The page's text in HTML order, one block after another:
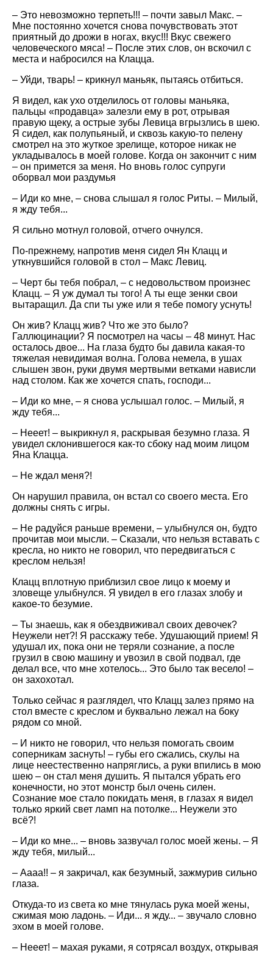
– Это невозможно терпеть!!! – почти завыл Макс. –
Мне постоянно хочется снова почувствовать этот
приятный до дрожи в ногах, вкус!!! Вкус свежего
человеческого мяса! – После этих слов, он вскочил с
места и набросился на Клацца.
– Уйди, тварь! – крикнул маньяк, пытаясь отбиться.
Я видел, как ухо отделилось от головы маньяка,
пальцы «продавца» залезли ему в рот, отрывая
правую щеку, а острые зубы Левица вгрызлись в шею.
Я сидел, как полупьяный, и сквозь какую-то пелену
смотрел на это жуткое зрелище, которое никак не
укладывалось в моей голове. Когда он закончит с ним
– он примется за меня. Но вновь голос супруги
оборвал мои раздумья
– Иди ко мне, – снова слышал я голос Риты. – Милый,
я жду тебя...
Я сильно мотнул головой, отчего очнулся.
По-прежнему, напротив меня сидел Ян Клацц и
уткнувшийся головой в стол – Макс Левиц.
– Черт бы тебя побрал, – с недовольством произнес
Клацц. – Я уж думал ты того! А ты еще зенки свои
вытаращил. Да спи ты уже или я тебе помогу уснуть!
Он жив? Клацц жив? Что же это было?
Галлюцинации? Я посмотрел на часы – 48 минут. Нас
осталось двое... На глаза будто бы давила какая-то
тяжелая невидимая волна. Голова немела, в ушах
слышен звон, руки двумя мертвыми ветками нависли
над столом. Как же хочется спать, господи...
– Иди ко мне, – я снова услышал голос. – Милый, я
жду тебя...
– Нееет! – выкрикнул я, раскрывая безумно глаза. Я
увидел склонившегося как-то сбоку над моим лицом
Яна Клацца.
– Не ждал меня?!
Он нарушил правила, он встал со своего места. Его
должны снять с игры.
– Не радуйся раньше времени, – улыбнулся он, будто
прочитав мои мысли. – Сказали, что нельзя вставать с
кресла, но никто не говорил, что передвигаться с
креслом нельзя!
Клацц вплотную приблизил свое лицо к моему и
зловеще улыбнулся. Я увидел в его глазах злобу и
какое-то безумие.
– Ты знаешь, как я обездвиживал своих девочек?
Неужели нет?! Я расскажу тебе. Удушающий прием! Я
удушал их, пока они не теряли сознание, а после
грузил в свою машину и увозил в свой подвал, где
делал все, что мне хотелось... Это было так весело! –
он захохотал.
Только сейчас я разглядел, что Клацц залез прямо на
стол вместе с креслом и буквально лежал на боку
рядом со мной.
– И никто не говорил, что нельзя помогать своим
соперникам заснуть! – губы его сжались, скулы на
лице неестественно напряглись, а руки впились в мою
шею – он стал меня душить. Я пытался убрать его
конечности, но этот монстр был очень силен.
Сознание мое стало покидать меня, в глазах я видел
только яркий свет ламп на потолке... Неужели это
всё?!
– Иди ко мне... – вновь зазвучал голос моей жены. – Я
жду тебя, милый...
– Аааа!! – я закричал, как безумный, зажмурив сильно
глаза.
Откуда-то из света ко мне тянулась рука моей жены,
сжимая мою ладонь. – Иди... я жду... – звучало словно
эхом в моей голове.
– Нееет! – махая руками, я сотрясал воздух, открывая